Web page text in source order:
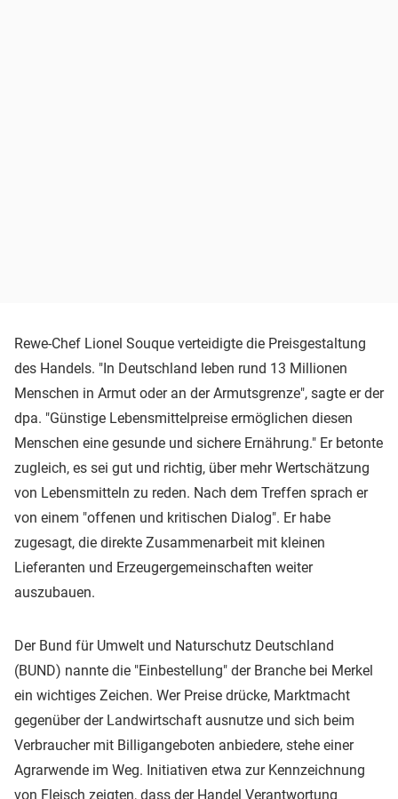
Rewe-Chef Lionel Souque verteidigte die Preisgestaltung
des Handels. "In Deutschland leben rund 13 Millionen
Menschen in Armut oder an der Armutsgrenze", sagte er der
dpa. "Günstige Lebensmittelpreise ermöglichen diesen
Menschen eine gesunde und sichere Ernährung." Er betonte
zugleich, es sei gut und richtig, über mehr Wertschätzung
von Lebensmitteln zu reden. Nach dem Treffen sprach er
von einem "offenen und kritischen Dialog". Er habe
zugesagt, die direkte Zusammenarbeit mit kleinen
Lieferanten und Erzeugergemeinschaften weiter
auszubauen.
Der Bund für Umwelt und Naturschutz Deutschland
(BUND) nannte die "Einbestellung" der Branche bei Merkel
ein wichtiges Zeichen. Wer Preise drücke, Marktmacht
gegenüber der Landwirtschaft ausnutze und sich beim
Verbraucher mit Billigangeboten anbiedere, stehe einer
Agrarwende im Weg. Initiativen etwa zur Kennzeichnung
von Fleisch zeigten, dass der Handel Verantwortung